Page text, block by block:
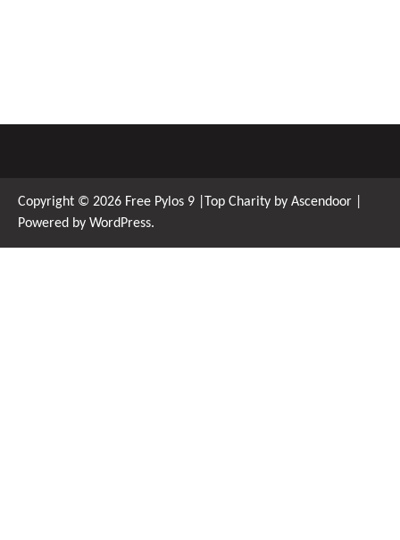
Copyright © 2026 Free Pylos 9 |Top Charity by Ascendoor
Powered by WordPress.